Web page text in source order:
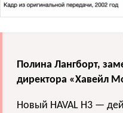
Полина Лангборт,
директора «Хавейл
Новый HAVAL H3 —